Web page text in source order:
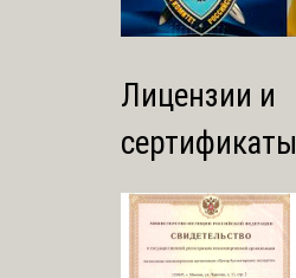
Лицензии и
сертификаты